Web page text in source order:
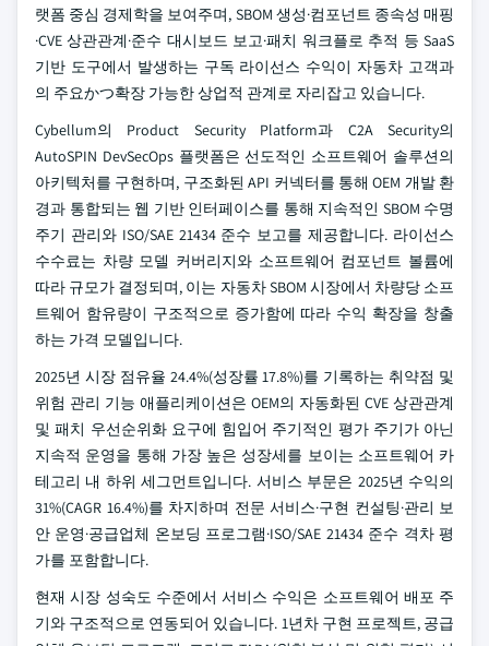
랫폼 중심 경제학을 보여주며, SBOM 생성·컴포넌트 종속성 매핑
·CVE 상관관계·준수 대시보드 보고·패치 워크플로 추적 등 SaaS
기반 도구에서 발생하는 구독 라이선스 수익이 자동차 고객과
의 주요かつ확장 가능한 상업적 관계로 자리잡고 있습니다.
Cybellum의 Product Security Platform과 C2A Security의
AutoSPIN DevSecOps 플랫폼은 선도적인 소프트웨어 솔루션의
아키텍처를 구현하며, 구조화된 API 커넥터를 통해 OEM 개발 환
경과 통합되는 웹 기반 인터페이스를 통해 지속적인 SBOM 수명
주기 관리와 ISO/SAE 21434 준수 보고를 제공합니다. 라이선스
수수료는 차량 모델 커버리지와 소프트웨어 컴포넌트 볼륨에
따라 규모가 결정되며, 이는 자동차 SBOM 시장에서 차량당 소프
트웨어 함유량이 구조적으로 증가함에 따라 수익 확장을 창출
하는 가격 모델입니다.
2025년 시장 점유율 24.4%(성장률 17.8%)를 기록하는 취약점 및
위험 관리 기능 애플리케이션은 OEM의 자동화된 CVE 상관관계
및 패치 우선순위화 요구에 힘입어 주기적인 평가 주기가 아닌
지속적 운영을 통해 가장 높은 성장세를 보이는 소프트웨어 카
테고리 내 하위 세그먼트입니다. 서비스 부문은 2025년 수익의
31%(CAGR 16.4%)를 차지하며 전문 서비스·구현 컨설팅·관리 보
안 운영·공급업체 온보딩 프로그램·ISO/SAE 21434 준수 격차 평
가를 포함합니다.
현재 시장 성숙도 수준에서 서비스 수익은 소프트웨어 배포 주
기와 구조적으로 연동되어 있습니다. 1년차 구현 프로젝트, 공급